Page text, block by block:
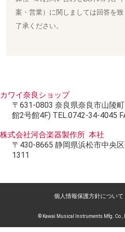
案・営業）に関しましては回答を
了承ください。
カワイ奈良ショップ
〒631-0803 奈良県奈良市山陵
館2号館4F) TEL.0742-34-4045
株式会社河合楽器製作所 本社
〒430-8665 静岡県浜松市中央
1311
個人情報保護方針について
© Kawai Musical Instruments Mfg. Co.,